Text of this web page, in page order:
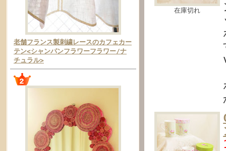
老舗フランス製刺繍レースのカフェカー
テン<シャンパンフラワーフラワー/ナ
チュラル>
在庫切れ